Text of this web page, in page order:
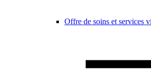
Offre de soins et services